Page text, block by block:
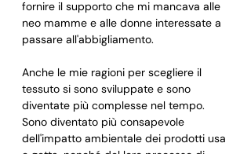
fornire il supporto che mi mancava alle
neo mamme e alle donne interessate a
passare all'abbigliamento.
Anche le mie ragioni per scegliere il
tessuto si sono sviluppate e sono
diventate più complesse nel tempo.
Sono diventato più consapevole
dell'impatto ambientale dei prodotti usa